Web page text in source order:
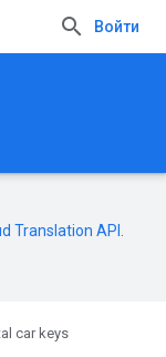
Войти
Translation API
car keys